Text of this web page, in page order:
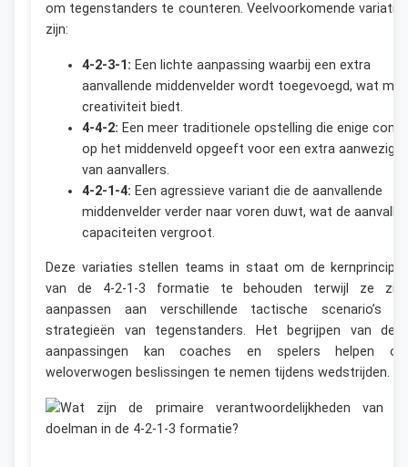
om tegenstanders te counteren. Veelvoorkomende
zijn:
4-2-3-1: Een lichte aanpassing waarbij een extra
aanvallende middenvelder wordt toegevoegd, wat
creativiteit biedt.
4-4-2: Een meer traditionele opstelling die enige
op het middenveld opgeeft voor een extra
van aanvallers.
4-2-1-4: Een agressieve variant die de aanvallende
middenvelder verder naar voren duwt, wat de
capaciteiten vergroot.
Deze variaties stellen teams in staat om de
van de 4-2-1-3 formatie te behouden terwijl ze
aanpassen aan verschillende tactische scenario’s
strategieën van tegenstanders. Het begrijpen van
aanpassingen kan coaches en spelers helpen
weloverwogen beslissingen te nemen tijdens wedstrijden.